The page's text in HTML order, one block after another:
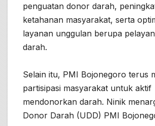
penguatan donor darah,
ketahanan masyarakat, serta
layanan unggulan berupa
darah.
Selain itu, PMI Bojonegoro terus
partisipasi masyarakat untuk aktif
mendonorkan darah. Ninik
Donor Darah (UDD) PMI